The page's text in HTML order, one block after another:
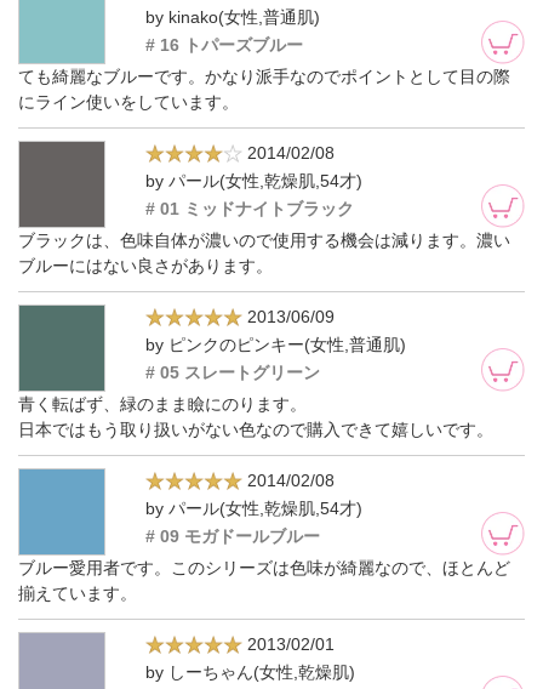
by kinako(女性,普通肌)
# 16 トパーズブルー
ても綺麗なブルーです。かなり派手なのでポイントとして目の際
にライン使いをしています。
2014/02/08
by パール(女性,乾燥肌,54才)
# 01 ミッドナイトブラック
ブラックは、色味自体が濃いので使用する機会は減ります。濃い
ブルーにはない良さがあります。
2013/06/09
by ピンクのピンキー(女性,普通肌)
# 05 スレートグリーン
青く転ばず、緑のまま瞼にのります。
日本ではもう取り扱いがない色なので購入できて嬉しいです。
2014/02/08
by パール(女性,乾燥肌,54才)
# 09 モガドールブルー
ブルー愛用者です。このシリーズは色味が綺麗なので、ほとんど
揃えています。
2013/02/01
by しーちゃん(女性,乾燥肌)